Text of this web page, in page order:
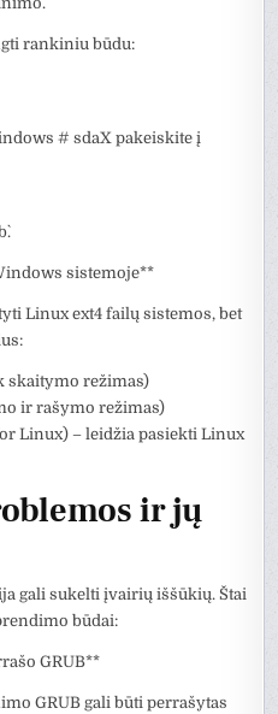
rankiniu būdu:
# sdaX pakeiskite į
sistemoje**
Linux ext4 failų sistemos, bet
skaitymo režimas)
ir rašymo režimas)
Linux) – leidžia pasiekti Linux
ir jų
gali sukelti įvairių iššūkių. Štai
būdai:
GRUB**
GRUB gali būti perrašytas